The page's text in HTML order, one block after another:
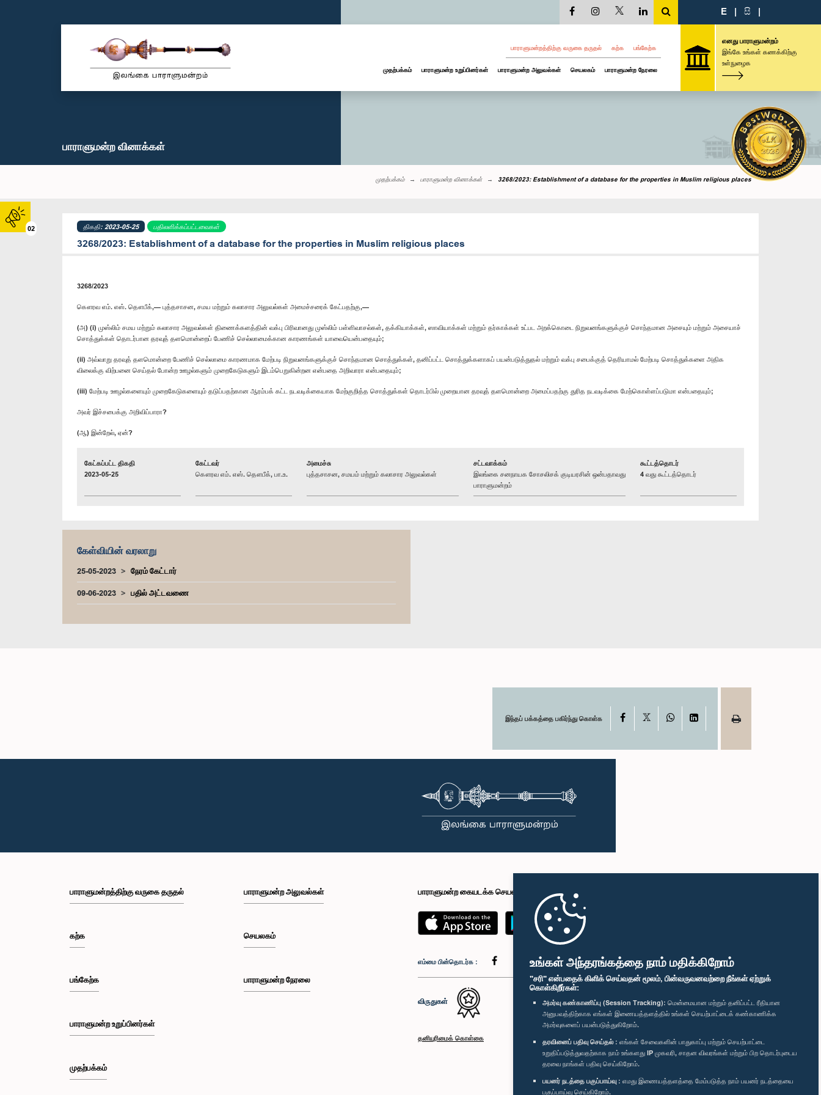
உங்கள் அந்தரங்கத்தை நாம் மதிக்கிறோம்
"சரி" என்பதைக் கிளிக் செய்வதன் மூலம், பின்வருவனவற்றை நீங்கள் ஏற்றுக்
கொள்கிறீர்கள்:
அமர்வு கண்காணிப்பு (Session Tracking): மென்மையான மற்றும் தனிப்பட்ட ரீதியான
அனுபவத்திற்காக எங்கள் இணையத்தளத்தில் உங்கள் செயற்பாட்டைக் கண்காணிக்க
அமர்வுகளைப் பயன்படுத்துகிறோம்.
தரவினைப் பதிவு செய்தல் : எங்கள் சேவைகளின் பாதுகாப்பு மற்றும் செயற்பாட்டை
உறுதிப்படுத்துவதற்காக நாம் உங்களது IP முகவரி, சாதன விவரங்கள் மற்றும் பிற தொடர்புடைய
தரவை நாங்கள் பதிவு செய்கிறோம்.
பயனர் நடத்தை பகுப்பாய்வு : எமது இணையத்தளத்தை மேம்படுத்த நாம் பயனர் நடத்தையை
பகுப்பாய்வு செய்கிறோம்.
02
E | සි |
பாராளுமன்றத்திற்கு வருகை தருதல் கற்க பங்கேற்க
முதற்பக்கம் பாராளுமன்ற உறுப்பினர்கள் பாராளுமன்ற அலுவல்கள் செயலகம் பாராளுமன்ற நேரலை
எனது பாராளுமன்றம்
இங்கே உங்கள் கணக்கிற்கு
உள்நுழைக
பாராளுமன்ற வினாக்கள்
முதற்பக்கம் பாராளுமன்ற வினாக்கள் 3268/2023: Establishment of a database for the properties in Muslim religious places
திகதி: 2023-05-25 பதிலளிக்கப்பட்டவைகள்
3268/2023: Establishment of a database for the properties in Muslim religious places
3268/2023
கௌரவ எம். எஸ். தௌபீக்,— புத்தசாசன, சமய மற்றும் கலாசார அலுவல்கள் அமைச்சரைக் கேட்பதற்கு,—
(அ) (i) முஸ்லிம் சமய மற்றும் கலாசார அலுவல்கள் திணைக்களத்தின் வக்பு பிரிவானது முஸ்லிம் பள்ளிவாசல்கள், தக்கியாக்கள், ஸாவியாக்கள் மற்றும் தர்காக்கள் உட்பட அறக்கொடை நிறுவனங்களுக்குச் சொந்தமான அசையும் மற்றும் அசையாச்
சொத்துக்கள் தொடர்பான தரவுத் தளமொன்றைப் பேணிச் செல்லாமைக்கான காரணங்கள் யாவையென்பதையும்;
(ii) அவ்வாறு தரவுத் தளமொன்றை பேணிச் செல்லாமை காரணமாக மேற்படி நிறுவனங்களுக்குச் சொந்தமான சொத்துக்கள், தனிப்பட்ட சொத்துக்களாகப் பயன்படுத்துதல் மற்றும் வக்பு சபைக்குத் தெரியாமல் மேற்படி சொத்துக்களை அதிக
விலைக்கு விற்பனை செய்தல் போன்ற ஊழல்களும் முறைகேடுகளும் இடம்பெறுகின்றன என்பதை அறிவாரா என்பதையும்;
(iii) மேற்படி ஊழல்களையும் முறைகேடுகளையும் தடுப்பதற்கான ஆரம்பக் கட்ட நடவடிக்கையாக மேற்குறித்த சொத்துக்கள் தொடர்பில் முறையான தரவுத் தளமொன்றை அமைப்பதற்கு துரித நடவடிக்கை மேற்கொள்ளப்படுமா என்பதையும்;
அவர் இச்சபைக்கு அறிவிப்பாரா?
(ஆ) இன்றேல், ஏன்?
கேட்கப்பட்ட திகதி
2023-05-25
கேட்டவர்
கௌரவ எம். எஸ். தௌபீக், பா.உ.
அமைச்சு
புத்தசாசன, சமயம் மற்றும் கலாசார அலுவல்கள்
சட்டவாக்கம்
இலங்கை சனநாயக சோசலிசக் குடியரசின் ஒன்பதாவது
பாராளுமன்றம்
கூட்டத்தொடர்
4 வது கூட்டத்தொடர்
கேள்வியின் வரலாறு
25-05-2023
நேரம் கேட்டார்
09-06-2023
பதில் அட்டவணை
இந்தப் பக்கத்தை பகிர்ந்து கொள்க Facebook WhatsAppLinkedIn
பாராளுமன்றத்திற்கு வருகை தருதல்
கற்க
பங்கேற்க
பாராளுமன்ற உறுப்பினர்கள்
முதற்பக்கம்
பாராளுமன்ற அலுவல்கள்
செயலகம்
பாராளுமன்ற நேரலை
பாராளுமன்ற கையடக்க செயலி
எம்மை பின்தொடர்க :
விருதுகள்
தனியுரிமைக் கொள்கை